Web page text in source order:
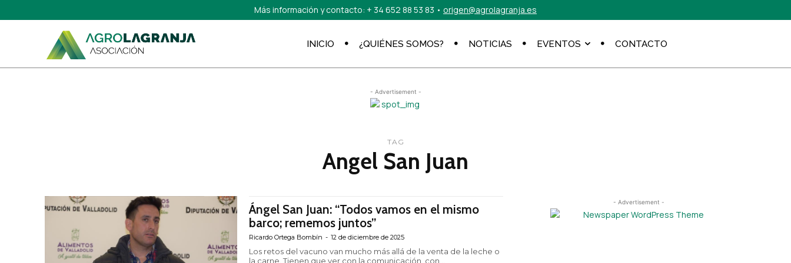
Más información y contacto: + 34 652 88 53 83 • origen@agrolagranja.es
INICIO ¿QUIÉNES SOMOS? NOTICIAS EVENTOS CONTACTO
- Advertisement -
TAG
Angel San Juan
Ángel San Juan: “Todos vamos en el mismo
barco; rememos juntos”
Ricardo Ortega Bombín - 12 de diciembre de 2025
Los retos del vacuno van mucho más allá de la venta de la leche o
la carne. Tienen que ver con la comunicación, con...
- Advertisement -